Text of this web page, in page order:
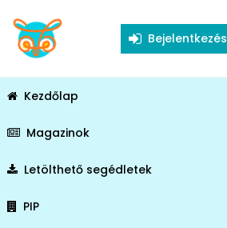
Bejelentkezés
Kezdőlap
Magazinok
Letölthető segédletek
PIP